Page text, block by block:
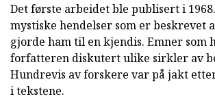
Det første arbeidet ble publisert i
mystiske hendelser som er beskrevet
gjorde ham til en kjendis. Emner som
forfatteren diskutert ulike sirkler av
Hundrevis av forskere var på jakt
i tekstene.